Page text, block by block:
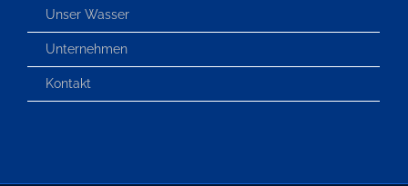
Unser Wasser
Unternehmen
Kontakt